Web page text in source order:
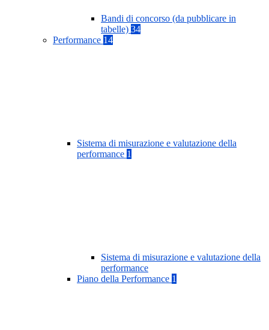
Bandi di concorso (da pubblicare in
tabelle) 34
Performance 14
Sistema di misurazione e valutazione della
performance 1
Sistema di misurazione e valutazione della
performance
Piano della Performance 1